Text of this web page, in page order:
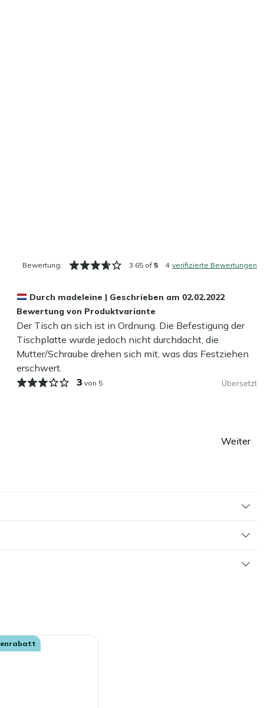
Bewertung: 3.65 of 5 4 verifizierte Bewertungen
Durch madeleine | Geschrieben am 02.02.2022
Bewertung von Produktvariante
Der Tisch an sich ist in Ordnung. Die Befestigung der
Tischplatte wurde jedoch nicht durchdacht, die
Mutter/Schraube drehen sich mit, was das Festziehen
erschwert.
3 von 5 Übersetzt
Seite
Weiter